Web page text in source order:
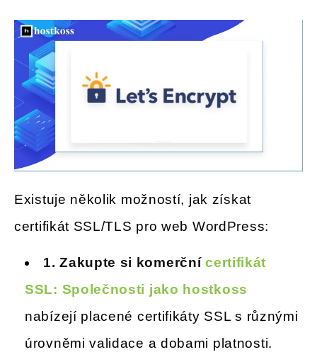
Existuje několik možností, jak získat
certifikát SSL/TLS pro web WordPress:
1. Zakupte si komerční certifikát
SSL: Společnosti jako hostkoss
nabízejí placené certifikáty SSL s různými
úrovněmi validace a dobami platnosti.